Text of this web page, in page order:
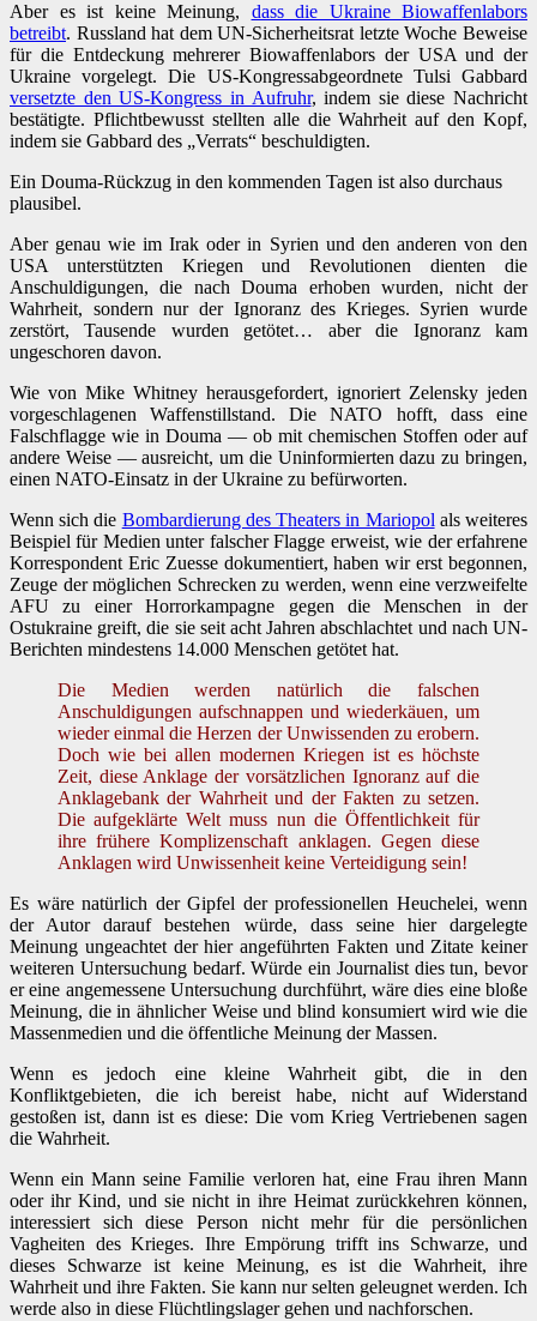
Aber es ist keine Meinung, dass die Ukraine Biowaffenlabors
betreibt. Russland hat dem UN-Sicherheitsrat letzte Woche Beweise
für die Entdeckung mehrerer Biowaffenlabors der USA und der
Ukraine vorgelegt. Die US-Kongressabgeordnete Tulsi Gabbard
versetzte den US-Kongress in Aufruhr, indem sie diese Nachricht
bestätigte. Pflichtbewusst stellten alle die Wahrheit auf den Kopf,
indem sie Gabbard des „Verrats“ beschuldigten.
Ein Douma-Rückzug in den kommenden Tagen ist also durchaus
plausibel.
Aber genau wie im Irak oder in Syrien und den anderen von den
USA unterstützten Kriegen und Revolutionen dienten die
Anschuldigungen, die nach Douma erhoben wurden, nicht der
Wahrheit, sondern nur der Ignoranz des Krieges. Syrien wurde
zerstört, Tausende wurden getötet… aber die Ignoranz kam
ungeschoren davon.
Wie von Mike Whitney herausgefordert, ignoriert Zelensky jeden
vorgeschlagenen Waffenstillstand. Die NATO hofft, dass eine
Falschflagge wie in Douma — ob mit chemischen Stoffen oder auf
andere Weise — ausreicht, um die Uninformierten dazu zu bringen,
einen NATO-Einsatz in der Ukraine zu befürworten.
Wenn sich die Bombardierung des Theaters in Mariopolals weiteres
Beispiel für Medien unter falscher Flagge erweist, wie der erfahrene
Korrespondent Eric Zuesse dokumentiert, haben wir erst begonnen,
Zeuge der möglichen Schrecken zu werden, wenn eine verzweifelte
AFU zu einer Horrorkampagne gegen die Menschen in der
Ostukraine greift, die sie seit acht Jahren abschlachtet und nach UN-
Berichten mindestens 14.000 Menschen getötet hat.
Die Medien werden natürlich die falschen
Anschuldigungen aufschnappen und wiederkäuen, um
wieder einmal die Herzen der Unwissenden zu erobern.
Doch wie bei allen modernen Kriegen ist es höchste
Zeit, diese Anklage der vorsätzlichen Ignoranz auf die
Anklagebank der Wahrheit und der Fakten zu setzen.
Die aufgeklärte Welt muss nun die Öffentlichkeit für
ihre frühere Komplizenschaft anklagen. Gegen diese
Anklagen wird Unwissenheit keine Verteidigung sein!
Es wäre natürlich der Gipfel der professionellen Heuchelei, wenn
der Autor darauf bestehen würde, dass seine hier dargelegte
Meinung ungeachtet der hier angeführten Fakten und Zitate keiner
weiteren Untersuchung bedarf. Würde ein Journalist dies tun, bevor
er eine angemessene Untersuchung durchführt, wäre dies eine bloße
Meinung, die in ähnlicher Weise und blind konsumiert wird wie die
Massenmedien und die öffentliche Meinung der Massen.
Wenn es jedoch eine kleine Wahrheit gibt, die in den
Konfliktgebieten, die ich bereist habe, nicht auf Widerstand
gestoßen ist, dann ist es diese: Die vom Krieg Vertriebenen sagen
die Wahrheit.
Wenn ein Mann seine Familie verloren hat, eine Frau ihren Mann
oder ihr Kind, und sie nicht in ihre Heimat zurückkehren können,
interessiert sich diese Person nicht mehr für die persönlichen
Vagheiten des Krieges. Ihre Empörung trifft ins Schwarze, und
dieses Schwarze ist keine Meinung, es ist die Wahrheit, ihre
Wahrheit und ihre Fakten. Sie kann nur selten geleugnet werden. Ich
werde also in diese Flüchtlingslager gehen und nachforschen.